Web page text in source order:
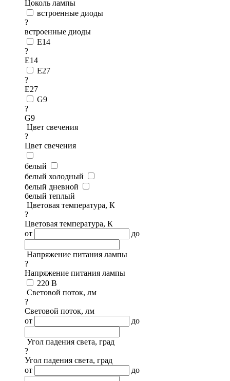
Цоколь лампы
встроенные диоды
?
встроенные диоды
E14
?
E14
E27
?
E27
G9
?
G9
Цвет свечения
?
Цвет свечения
белый
белый холодный
белый дневной
белый теплый
Цветовая температура, К
?
Цветовая температура, К
от
до
Напряжение питания лампы
?
Напряжение питания лампы
220 В
Световой поток, лм
?
Световой поток, лм
от
до
Угол падения света, град
?
Угол падения света, град
от
до